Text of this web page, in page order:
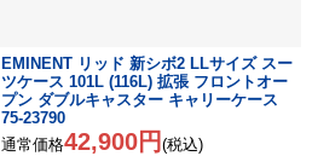
EMINENT リッド 新シボ2 LLサイズ スー
ツケース 101L (116L) 拡張 フロントオー
プン ダブルキャスター キャリーケース
75-23790
通常価格42,900円 (税込)